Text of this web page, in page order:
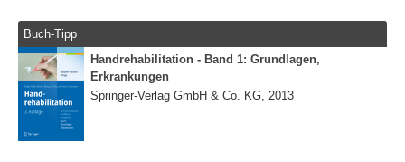
Buch-Tipp
Handrehabilitation - Band 1: Grundlagen,
Erkrankungen
Springer-Verlag GmbH & Co. KG, 2013